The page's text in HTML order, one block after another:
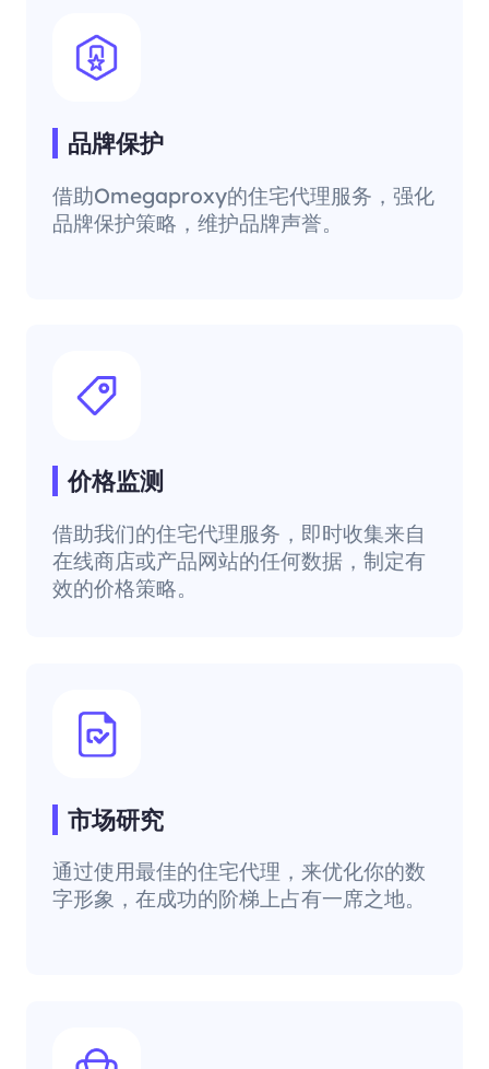
品牌保护
借助Omegaproxy的住宅代理服务，强化
品牌保护策略，维护品牌声誉。
价格监测
借助我们的住宅代理服务，即时收集来自
在线商店或产品网站的任何数据，制定有
效的价格策略。
市场研究
通过使用最佳的住宅代理，来优化你的数
字形象，在成功的阶梯上占有一席之地。